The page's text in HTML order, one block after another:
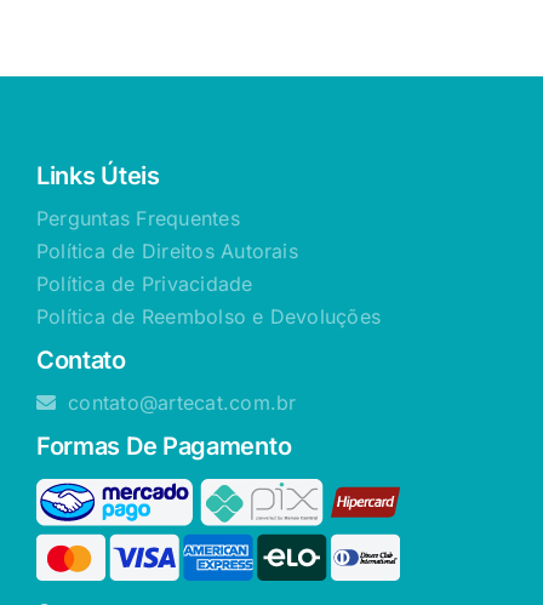
Links Úteis
Perguntas Frequentes
Política de Direitos Autorais
Política de Privacidade
Política de Reembolso e Devoluções
Contato
contato@artecat.com.br
Formas De Pagamento